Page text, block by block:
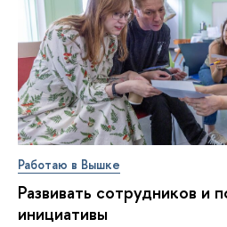
Работаю в Вышке
Развивать сотрудников и
инициативы